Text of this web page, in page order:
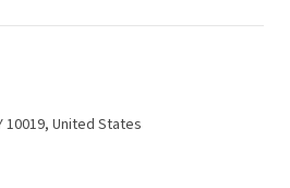
10019, United States